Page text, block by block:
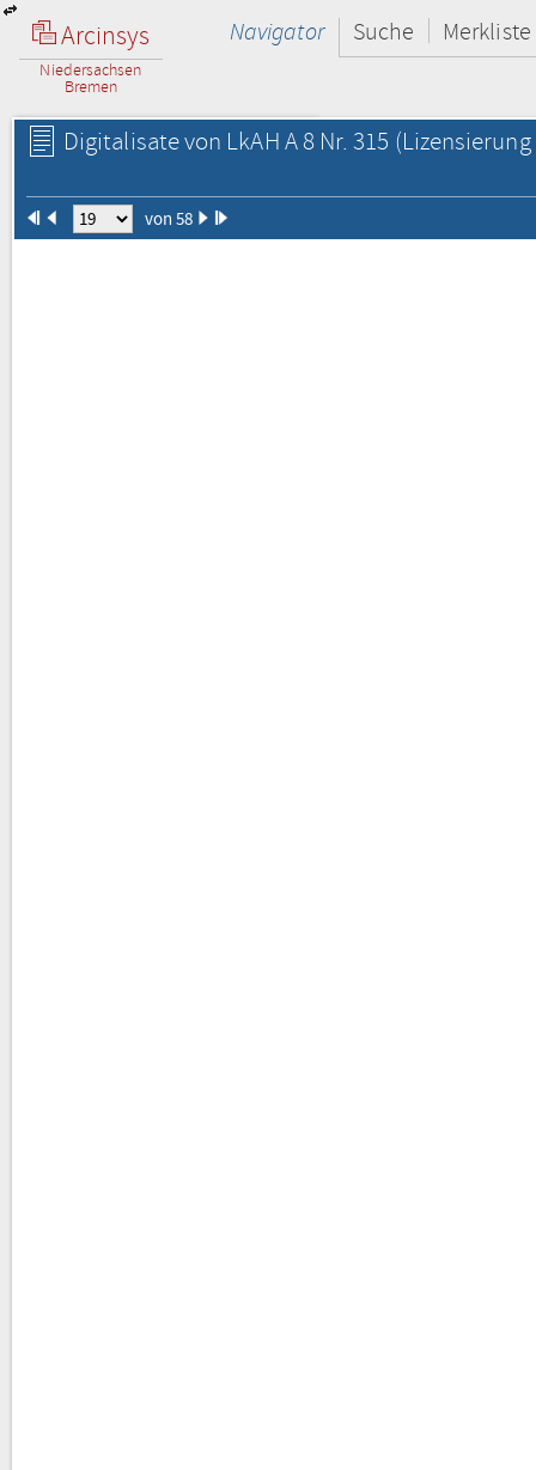
Arcinsys
Niedersachsen
Bremen
Navigator Suche Merkliste
Digitalisate von LkAH A 8 Nr. 315
von 58